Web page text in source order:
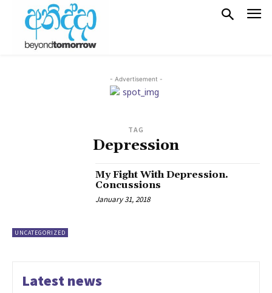
- Advertisement -
TAG
Depression
UNCATEGORIZED
My Fight With Depression.
Concussions
January 31, 2018
Latest news